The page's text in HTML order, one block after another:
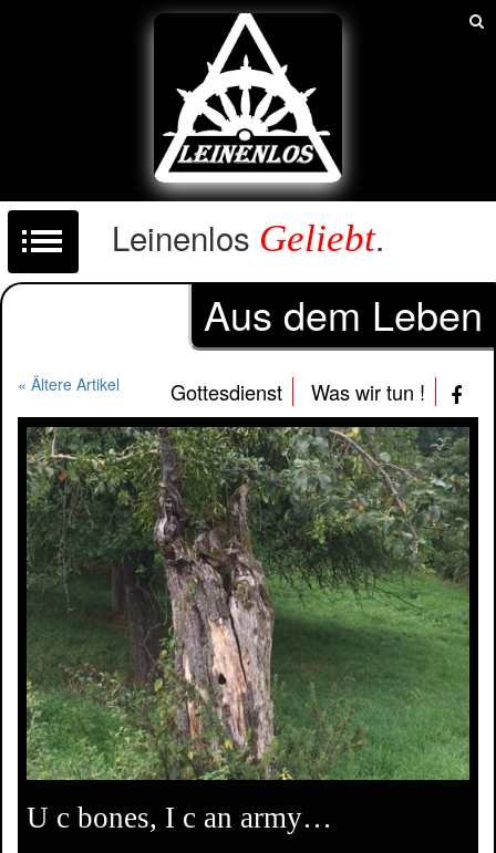
Leinenlos Geliebt.
Aus dem Leben
Gottesdienst Was wir tun !
U c bones, I c an army…
« Ältere Artikel